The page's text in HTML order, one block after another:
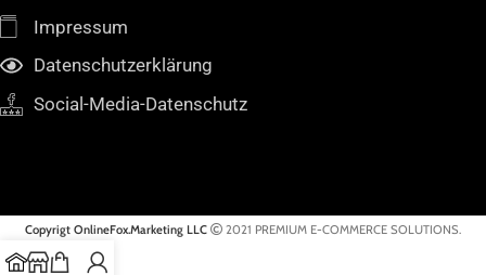
Impressum
Datenschutzerklärung
Social-Media-Datenschutz
Copyrigt OnlineFox.Marketing LLC 2021 PREMIUM E-COMMERCE SOLUTIONS.